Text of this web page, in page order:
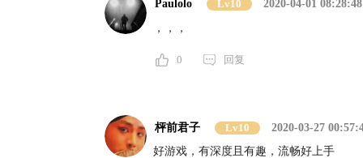
Paulolo Lv10
2020-04-01 08:28:48
，，，
0 回复
枰前君子 Lv10
2020-03-27
好游戏，有深度且有趣，流畅好上手